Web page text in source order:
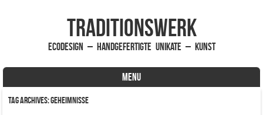
traditionsWerk
EcoDesign – handgefertigte Unikate – Kunst
MENU
Skip to content
Tag Archives:Geheimnisse